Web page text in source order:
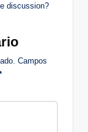
discussion?
Campos